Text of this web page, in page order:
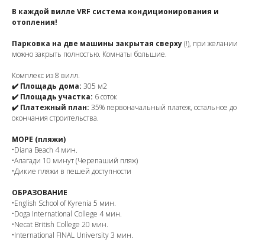
В каждой вилле VRF система кондиционирования и
отопления!
Парковка на две машины закрытая сверху(!), при желании
можно закрыть полностью. Комнаты большие.
Комплекс из 8 вилл.
✔️ Площадь дома: 305 м2
✔️ Площадь участка: 6 соток
✔️ Платежный план: 35% первоначальный платеж, остальное до
окончания строительства.
МОРЕ (пляжи)
•Diana Beach 4 мин.
•Алагади 10 минут (Черепаший пляж)
•Дикие пляжи в пешей доступности
ОБРАЗОВАНИЕ
•English School of Kyrenia 5 мин.
•Doga International College 4 мин.
•Neсat British College 20 мин.
•International FINAL University 3 мин.